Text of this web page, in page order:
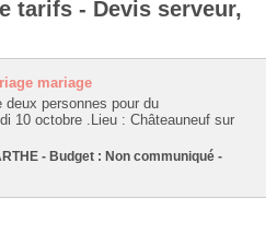
tarifs - Devis serveur,
mariage
deux personnes pour du
10 octobre .Lieu : Châteauneuf sur
- Budget : Non communiqué -